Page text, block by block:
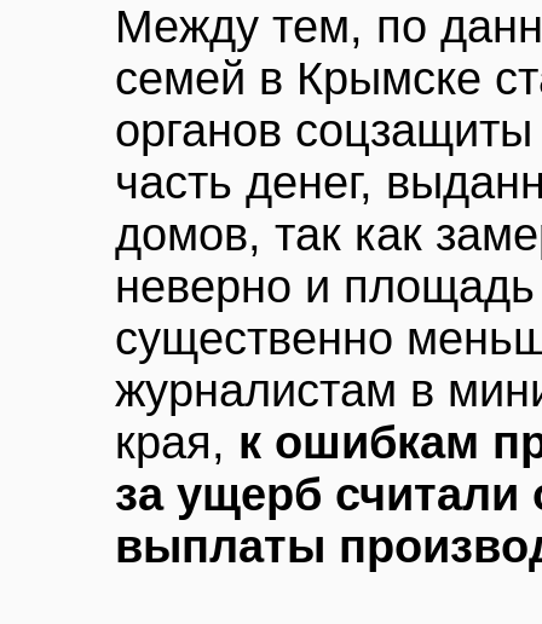
Между тем, по
семей в Крымске
органов
часть денег,
домов, так как
неверно и
существенно
журналистам в
края, к ошибкам
за ущерб считали
выплаты